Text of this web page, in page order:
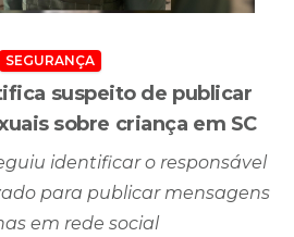
SEGURANÇA
suspeito de publicar
sobre criança em SC
identificar o responsável
para publicar mensagens
em rede social